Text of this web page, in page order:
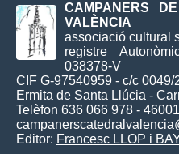
CAMPANERS
VALÈNCIA
associació cultural
registre
038378-V
CIF G-97540959 - c/c
Ermita de Santa Llúcia -
Telèfon 636 066 978 -
Editor: Francesc LLOP i